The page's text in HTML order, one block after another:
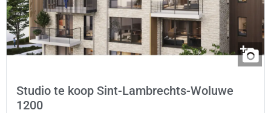
Studio te koop Sint-Lambrechts-Woluwe
1200